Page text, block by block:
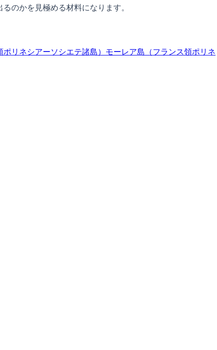
のかを見極める材料になります。
リネシアーソシエテ諸島） モーレア島（フランス領ポリネ